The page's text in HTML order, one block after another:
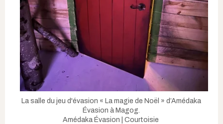
La salle du jeu d'évasion « La magie de Noël » d’Amédaka
Évasion à Magog.
Amédaka Évasion | Courtoisie